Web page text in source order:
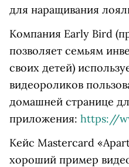
для наращивания
Компания Early Bird
позволяет семьям
своих детей)
видеороликов
домашней странице
приложения: https://
Кейс Mastercard
хороший пример